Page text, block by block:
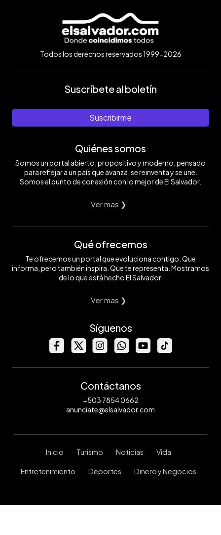
Todos los derechos reservados 1999-2026
Suscríbete al boletín
Suscribirme
Quiénes somos
Somos un portal abierto, propositivo y moderno, pensado
para reflejar a un país que avanza, se reinventa y se une.
Somos el punto de conexión con lo mejor de El Salvador.
Ver mas ❯
Qué ofrecemos
Te ofrecemos un portal que evoluciona contigo. Que
informa, pero también inspira. Que te representa. Mostramos
de lo que está hecho El Salvador.
Ver mas ❯
Síguenos
Contáctanos
+503 7854 0662
anunciate@elsalvador.com
Inicio Turismo Noticias Vida
Entretenimiento Deportes Dinero y Negocios